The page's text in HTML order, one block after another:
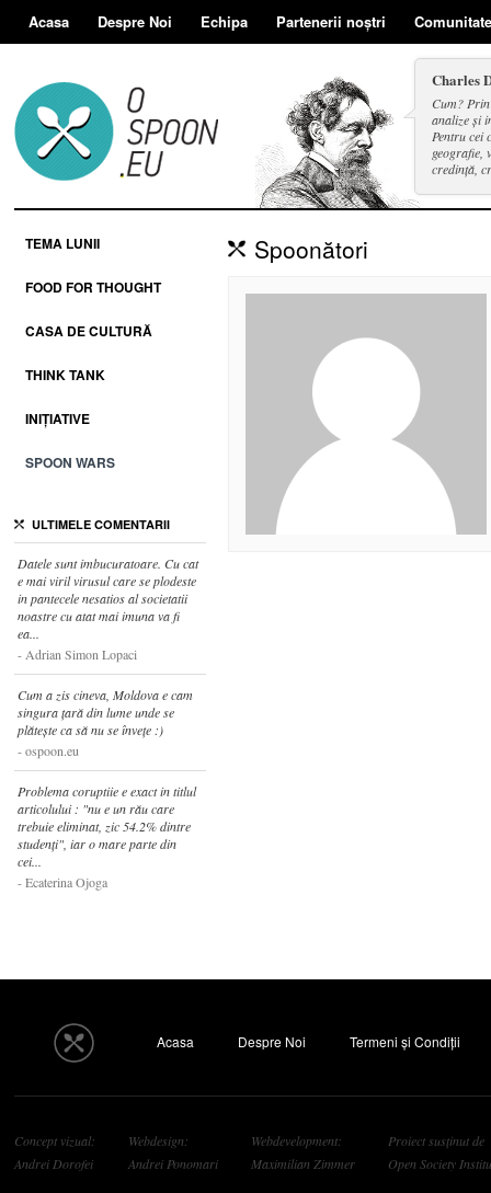
Acasa Despre Noi Echipa Partenerii noștri
Charles
Cum?
analize și
Pentru cei
geografie,
credință,
TEMA LUNII
FOOD FOR THOUGHT
CASA DE CULTURĂ
THINK TANK
INIȚIATIVE
SPOON WARS
ULTIMELE COMENTARII
Datele sunt imbucuratoare. Cu cat
e mai viril virusul care se plodeste
in pantecele nesatios al societatii
noastre cu atat mai imuna va fi
ea...
Adrian Simon Lopaci
Cum a zis cineva, Moldova e cam
singura țară din lume unde se
plătește ca să nu se învețe :)
ospoon.eu
Problema coruptiie e exact in titlul
articolului : "nu e un rău care
trebuie eliminat, zic 54.2% dintre
studenți", iar o mare parte din
cei...
Ecaterina Ojoga
Spoonători
Acasa Despre Noi Termeni și Condiții
Concept vizual:
Andrei Dorofei
Webdesign:
Andrei Ponomari
Webdevelopment:
Maximilian Zimmer
Proiect susținut de
Open Society